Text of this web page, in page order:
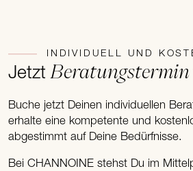
INDIVIDUELL UND
JetztBeratungstermin
Buche jetzt Deinen individuellen
erhalte eine kompetente und
abgestimmt auf Deine Bedürfnisse.
Bei CHANNOINE stehst Du im